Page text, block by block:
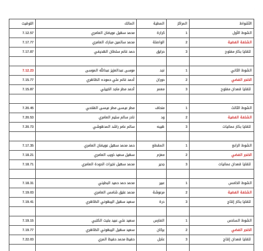
الأشواط المراكز المطية المالك
التوقيت
الشوط الأول
1 كرارة محمد سهيل عويضان العامري
7.12.57
الشلفة الفضية
2 الواصلة محمد سالمين مبارك العامري
7.17.77
للقايا بكار مفتوح
3 حرايق حمد غانم سلطان الهديفي 7.17.87
الشوط الثاني 1 نجد موسى عبدالعزيز عبدالله الموسى
7.12.23
الخنجر الفضي
2 حوران أحمد غانم علي حموده الظاهري
7.15.77
للقايا قعدان مفتوح
3 معمر أحمد مطر ماجد الخييلي 7.15.87
الشوط الثالث 1 منحاف مطر عيسى مطر عيسى الفلاحي
7.20.45
الشلفة الفضية
2 ود نادر سالم سليم العامري
7.20.53
للقايا بكار عمانيات
3 هيبه سالم عامر راشد المدهوشي 7.20.73
الشوط الرابع 1 المقطع حمد محمد سهيل عويضان العامري
7.17.35
الخنجر الفضي
2 معزم سهيل سعيد ذويب العامري
7.18.21
للقايا قعدان عمانيات
3 جدير محمد سهيل نخيرات الدودة العامري 7.18.71
الشوط الخامس 1 عبير محمد حمد حميد البطيني
7.18.31
الشلفة الفضية
2 مرعوشة محمد عتيق شامس العامري
7.19.03
للقايا بكار إنتاج
3 درة سعيد سهيل اليبهوني الظاهري 7.19.41
الشوط السادس 1 الفارس سعيد علي عبيد بخيت الكتبي
7.19.15
الخنجر الفضي
2 بركان سعيد سهيل اليبهوني الظاهري
7.19.77
للقايا قعدان إنتاج
3 عاجل حفيظ محمد حفيظ المري 7.22.03